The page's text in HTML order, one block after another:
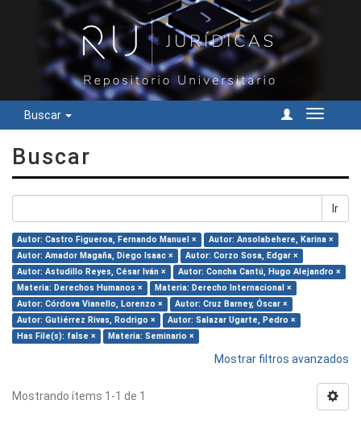
Buscar
Cambiar
Buscar
Ir
Autor: Castro Figueroa, Fernando Manuel ×
Autor: Ansolabehere, Karina ×
Autor: Amador Magaña, Diego Isaac ×
Autor: Corzo Sosa, Edgar ×
Autor: Astudillo Reyes, César Iván ×
Autor: Concha Cantú, Hugo Alejandro ×
Materia: Derechos Humanos ×
Materia: Derecho Internacional ×
Autor: Córdova Vianello, Lorenzo ×
Autor: Cruz Barney, Óscar ×
Autor: Gutiérrez Rivas, Rodrigo ×
Autor: Salazar Ugarte, Pedro ×
Has File(s): false ×
Materia: Seminario ×
Mostrar filtros avanzados
Mostrando ítems 1-1 de 1